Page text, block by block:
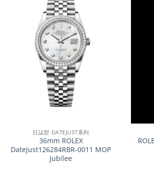
日誌型 DATEJUST系列
36mm ROLEX
Datejust126284RBR-0011 MOP
Jubilee